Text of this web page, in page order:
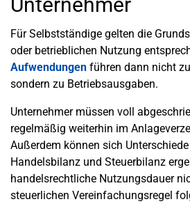
Für Selbstständige gelten die
oder betrieblichen Nutzung
Aufwendungen führen dann nicht
sondern zu Betriebsausgaben.
Unternehmer müssen voll
regelmäßig weiterhin im
Außerdem können sich
Handelsbilanz und Steuerbilanz
handelsrechtliche Nutzungsdauer
steuerlichen Vereinfachungsregel